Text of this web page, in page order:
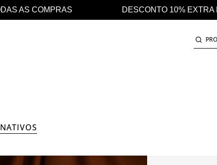
10% EXTRA EM TODO O SITE E GANHE AINDA 25%